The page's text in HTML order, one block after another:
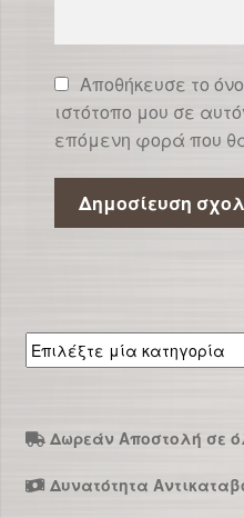
Αποθήκευσε το
ιστότοπο μου σε
επόμενη φορά που
Επιλέξτε
μία
Δωρεάν Αποστολή σε
Δυνατότητα